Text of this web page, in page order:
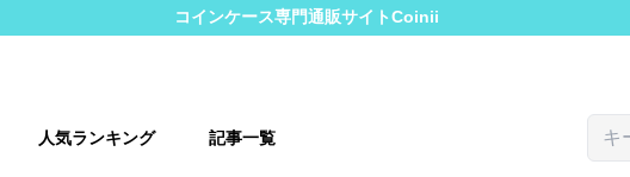
コインケース専門通販サイトCoinii
人気ランキング 記事一覧